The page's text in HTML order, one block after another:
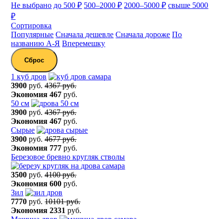
Не выбрано до 500 ₽ 500–2000 ₽ 2000–5000 ₽ свыше 5000
₽
Сортировка
Популярные Сначала дешевле Сначала дороже По
названию А-Я Вперемешку
Сброс
1 куб дров
3900 руб.4367 руб.
Экономия 467 руб.
50 см
3900 руб.4367 руб.
Экономия 467 руб.
Сырые
3900 руб.4677 руб.
Экономия 777 руб.
Березовое бревно кругляк стволы
3500 руб.4100 руб.
Экономия 600 руб.
Зил
7770 руб.10101 руб.
Экономия 2331 руб.